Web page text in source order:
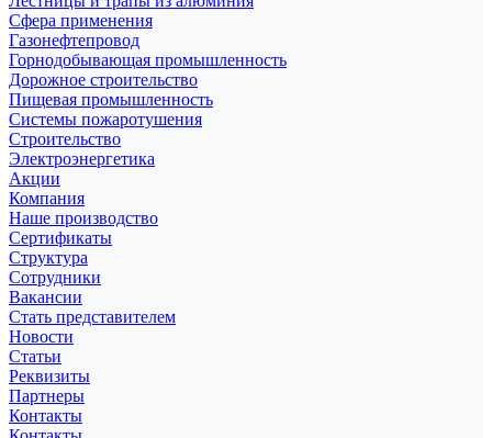
Сфера применения
Газонефтепровод
Горнодобывающая промышленность
Дорожное строительство
Пищевая промышленность
Системы пожаротушения
Строительство
Электроэнергетика
Акции
Компания
Наше производство
Сертификаты
Структура
Сотрудники
Вакансии
Стать представителем
Новости
Статьи
Реквизиты
Партнеры
Контакты